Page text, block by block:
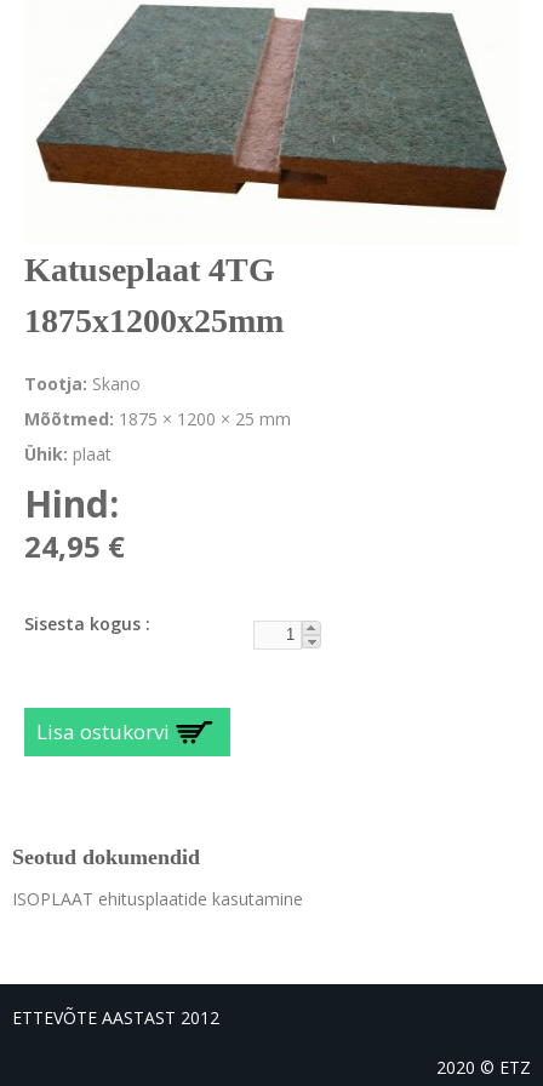
Katuseplaat 4TG
1875x1200x25mm
Tootja: Skano
Mõõtmed: 1875 × 1200 × 25 mm
Ühik: plaat
Hind:
24,95 €
Sisesta kogus
Seotud dokumendid
ISOPLAAT ehitusplaatide kasutamine
ETTEVÕTE AASTAST 2012
2020 © ETZ